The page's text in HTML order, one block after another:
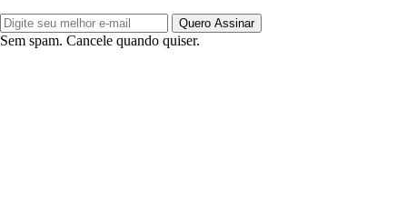
Quero Assinar
Sem spam. Cancele quando quiser.